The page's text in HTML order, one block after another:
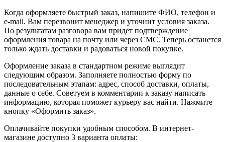
Когда оформляете быстрый заказ, напишите ФИО, телефон и
e-mail. Вам перезвонит менеджер и уточнит условия заказа.
По результатам разговора вам придет подтверждение
оформления товара на почту или через СМС. Теперь останется
только ждать доставки и радоваться новой покупке.
Оформление заказа в стандартном режиме выглядит
следующим образом. Заполняете полностью форму по
последовательным этапам: адрес, способ доставки, оплаты,
данные о себе. Советуем в комментарии к заказу написать
информацию, которая поможет курьеру вас найти. Нажмите
кнопку «Оформить заказ».
Оплачивайте покупки удобным способом. В интернет-
магазине доступно 3 варианта оплаты: